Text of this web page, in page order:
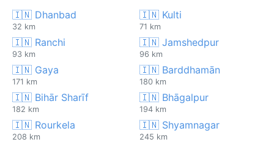
🇮🇳 Dhanbad
32 km
🇮🇳 Kulti
71 km
🇮🇳 Ranchi
93 km
🇮🇳 Jamshedpur
96 km
🇮🇳 Gaya
171 km
🇮🇳 Barddhamān
180 km
🇮🇳 Bihār Sharīf
182 km
🇮🇳 Bhāgalpur
194 km
🇮🇳 Rourkela
208 km
🇮🇳 Shyamnagar
245 km